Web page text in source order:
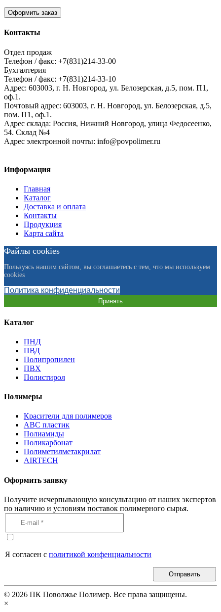
Оформить заказ
Контакты
Отдел продаж
Телефон / факс: +7(831)214-33-00
Бухгалтерия
Телефон / факс: +7(831)214-33-10
Адрес: 603003, г. Н. Новгород, ул. Белозерская, д.5, пом. П1,
оф.1.
Почтовый адрес: 603003, г. Н. Новгород, ул. Белозерская, д.5,
пом. П1, оф.1.
Адрес склада: Россия, Нижний Новгород, улица Федосеенко,
54. Склад №4
Адрес электронной почты: info@povpolimer.ru
Информация
Главная
Каталог
Доставка и оплата
Контакты
Продукция
Карта сайта
Файлы cookies
Пользуясь нашим сайтом, вы соглашаетесь с тем, что мы используем
cookies
Политика конфиденциальности
Принять
Каталог
ПНД
ПВД
Полипропилен
ПВХ
Полистирол
Полимеры
Красители для полимеров
АВС пластик
Полиамиды
Поликарбонат
Полиметилметакрилат
AIRTECH
Оформить заявку
Получите исчерпывающую консультацию от наших экспертов
по наличию и условиям поставок полимерного сырья.
Я согласен с политикой конфенциальности
Отправить
© 2026 ПК Поволжье Полимер. Все права защищены.
×